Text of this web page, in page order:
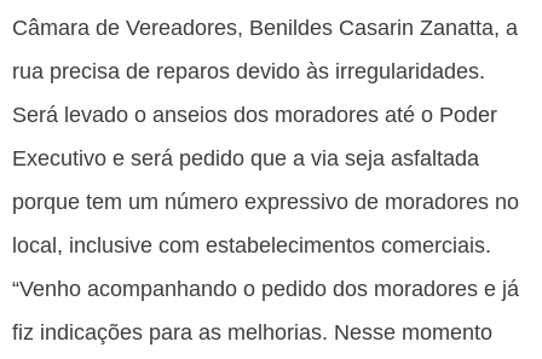
Câmara de Vereadores, Benildes Casarin Zanatta, a
rua precisa de reparos devido às irregularidades.
Será levado o anseios dos moradores até o Poder
Executivo e será pedido que a via seja asfaltada
porque tem um número expressivo de moradores no
local, inclusive com estabelecimentos comerciais.
“Venho acompanhando o pedido dos moradores e já
fiz indicações para as melhorias. Nesse momento